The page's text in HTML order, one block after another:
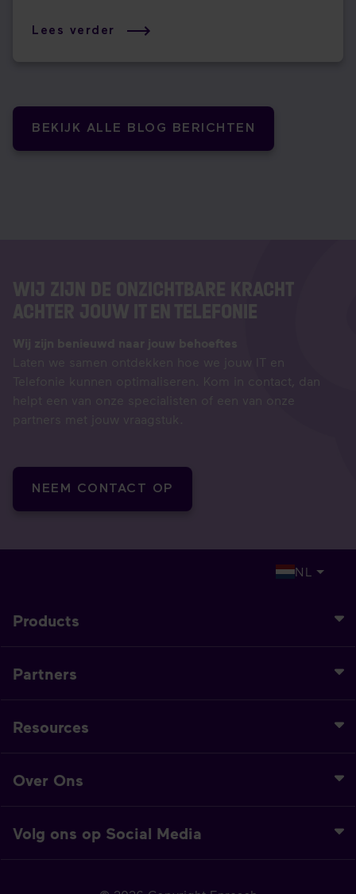
Lees verder
BEKIJK ALLE BLOG BERICHTEN
WIJ ZIJN DE ONZICHTBARE KRACHT
ACHTER JOUW IT EN TELEFONIE
Wij zijn benieuwd naar jouw behoeftes​
Laten we samen ontdekken hoe we jouw IT en
Telefonie kunnen optimaliseren. Kom in contact, dan
helpt een van onze specialisten of een van onze
partners met jouw vraagstuk.
NEEM CONTACT OP
NL
Products
Partners
Resources
Over Ons
Volg ons op Social Media